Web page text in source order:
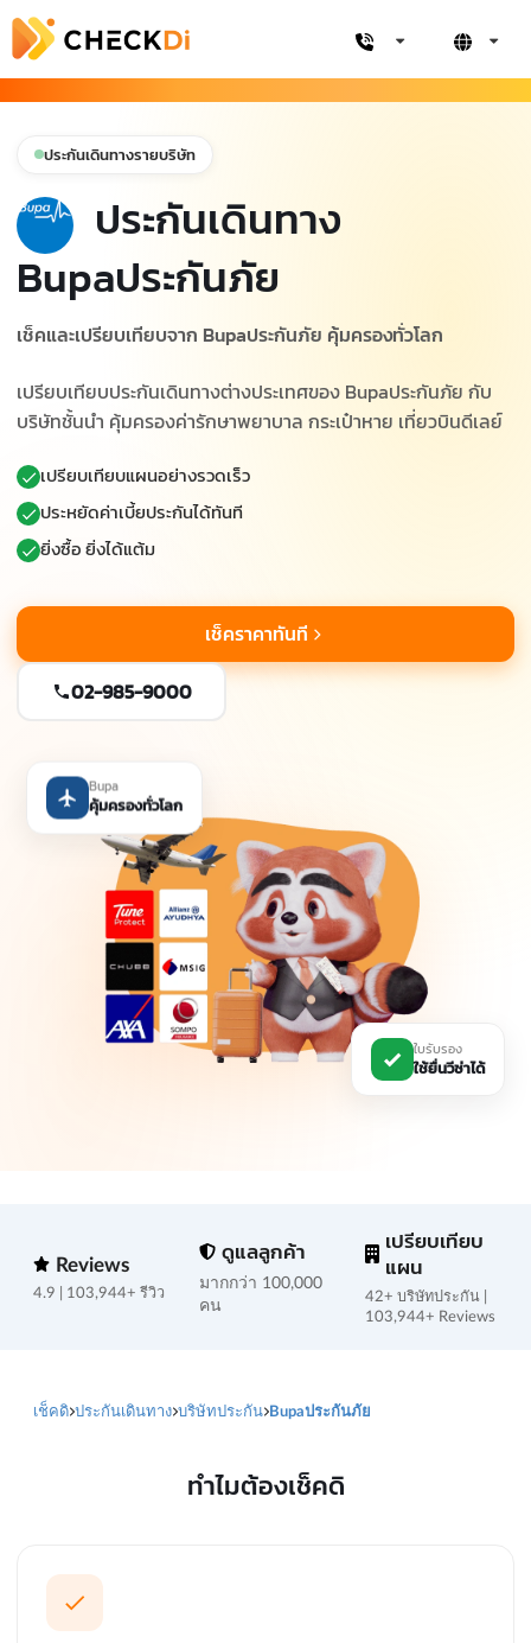
ประกันเดินทางรายบริษัท
ประกันเดินทาง
Bupaประกันภัย
เช็คและเปรียบเทียบจาก Bupaประกันภัย คุ้มครองทั่วโลก
เปรียบเทียบประกันเดินทางต่างประเทศของ Bupaประกันภัย กับ
บริษัทชั้นนำ คุ้มครองค่ารักษาพยาบาล กระเป๋าหาย เที่ยวบินดีเลย์
เปรียบเทียบแผนอย่างรวดเร็ว
ประหยัดค่าเบี้ยประกันได้ทันที
ยิ่งซื้อ ยิ่งได้แต้ม
เช็คราคาทันที
02-985-9000
Bupa
คุ้มครองทั่วโลก
ใบรับรอง
ใช้ยื่นวีซ่าได้
Reviews
4.9 | 103,944+ รีวิว
ดูแลลูกค้า
มากกว่า 100,000
คน
เปรียบเทียบ
แผน
42+ บริษัทประกัน |
103,944+ Reviews
เช็คดิ ประกันเดินทาง บริษัทประกัน Bupaประกันภัย
ทำไมต้องเช็คดิ